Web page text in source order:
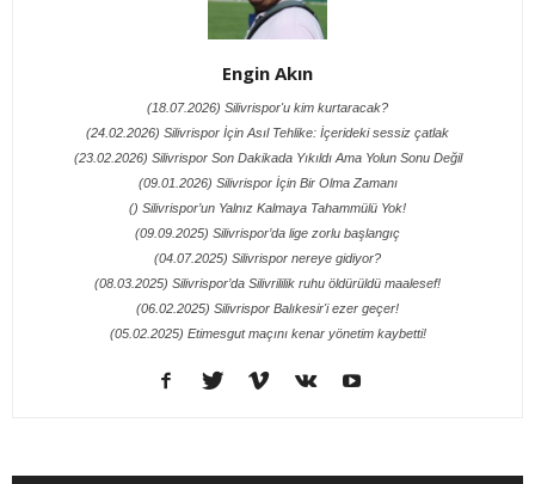
Engin Akın
(18.07.2026) Silivrispor'u kim kurtaracak?
(24.02.2026) Silivrispor İçin Asıl Tehlike: İçerideki sessiz çatlak
(23.02.2026) Silivrispor Son Dakikada Yıkıldı Ama Yolun Sonu Değil
(09.01.2026) Silivrispor İçin Bir Olma Zamanı
() Silivrispor’un Yalnız Kalmaya Tahammülü Yok!
(09.09.2025) Silivrispor’da lige zorlu başlangıç
(04.07.2025) Silivrispor nereye gidiyor?
(08.03.2025) Silivrispor’da Silivrililik ruhu öldürüldü maalesef!
(06.02.2025) Silivrispor Balıkesir'i ezer geçer!
(05.02.2025) Etimesgut maçını kenar yönetim kaybetti!